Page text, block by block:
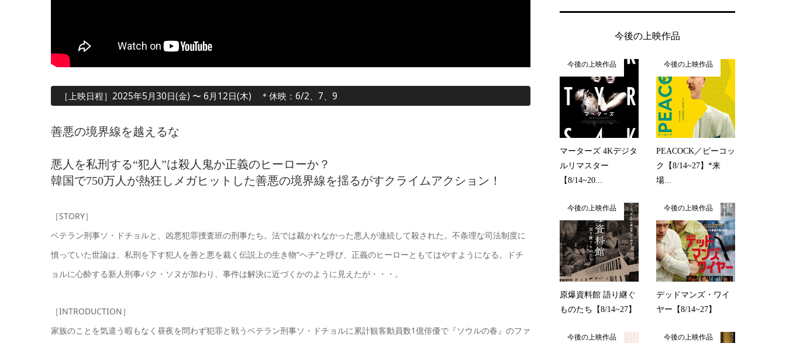
［上映日程］2025年5月30日(金) 〜 6月12日(木) ＊休映：6/2、7、9
善悪の境界線を越えるな
悪人を私刑する“犯人”は殺人鬼か正義のヒーローか？
韓国で750万人が熱狂しメガヒットした善悪の境界線を揺るがすクライムアクション！
［STORY］
ベテラン刑事ソ・ドチョルと、凶悪犯罪捜査班の刑事たち。法では裁かれなかった悪人が連続して殺された。不条理な司法制度に
憤っていた世論は、私刑を下す犯人を善と悪を裁く伝説上の生き物“ヘチ”と呼び、正義のヒーローともてはやすようになる。ドチ
ョルに心酔する新人刑事パク・ソヌが加わり、事件は解決に近づくかのように見えたが・・・。
［INTRODUCTION］
家族のことを気遣う暇もなく昼夜を問わず犯罪と戦うベテラン刑事ソ・ドチョルに累計観客動員数1億俳優で『ソウルの春』のファ
今後の上映作品
今後の上映作品
マーターズ 4Kデジタ
ルリマスター
【8/14~20...
今後の上映作品
PEACOCK／ピーコッ
ク【8/14~27】*来
場...
今後の上映作品
原爆資料館 語り継ぐ
ものたち【8/14~27】
今後の上映作品
デッドマンズ・ワイ
ヤー【8/14~27】
今後の上映作品 今後の上映作品